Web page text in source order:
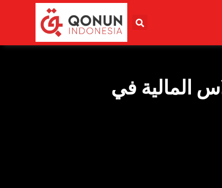
المالية في